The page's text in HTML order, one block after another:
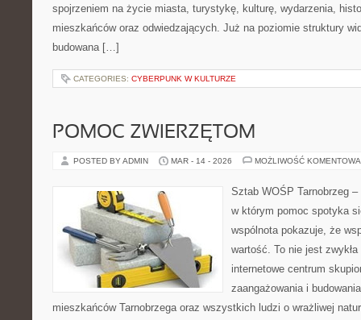
spojrzeniem na życie miasta, turystykę, kulturę, wydarzenia,
mieszkańców oraz odwiedzających. Już na poziomie struktury
budowana […]
CATEGORIES: CYBERPUNK W KULTURZE
POMOC ZWIERZĘTOM
POSTED BY ADMIN MAR - 14 - 2026 MOŻLIWOŚĆ
Sztab WOŚP Tarnobrzeg
w którym pomoc spotyka
wspólnota pokazuje, że
wartość. To nie jest
internetowe centrum
zaangażowania i
mieszkańców Tarnobrzega oraz wszystkich ludzi o wrażliwej